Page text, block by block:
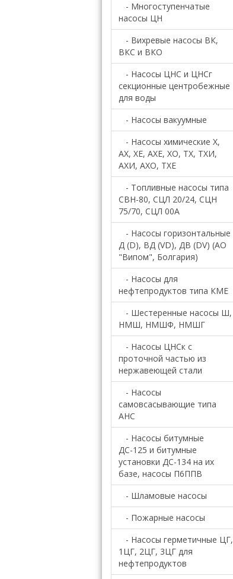
- Многоступенчатые
насосы ЦН
- Вихревые насосы ВК,
ВКС и ВКО
- Насосы ЦНС и ЦНСг
секционные центробежные
для воды
- Насосы вакуумные
- Насосы химические Х,
АХ, ХЕ, АХЕ, ХО, ТХ, ТХИ,
АХИ, АХО, ТХЕ
- Топливные насосы типа
СВН-80, СЦЛ 20/24, СЦН
75/70, СЦЛ 00А
- Насосы горизонтальные
Д (D), ВД (VD), ДВ (DV) (АО
"Випом", Болгария)
- Насосы для
нефтепродуктов типа КМЕ
- Шестеренные насосы Ш,
НМШ, НМШФ, НМШГ
- Насосы ЦНСк с
проточной частью из
нержавеющей стали
- Насосы
самовсасывающие типа
АНС
- Насосы битумные
ДС-125 и битумные
установки ДС-134 на их
базе, насосы П6ППВ
- Шламовые насосы
- Пожарные насосы
- Насосы герметичные ЦГ,
1ЦГ, 2ЦГ, 3ЦГ для
нефтепродуктов